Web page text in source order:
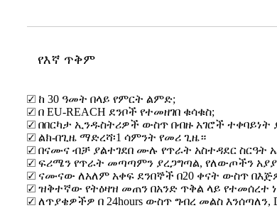
የእኛ ጥቅም
☑ ከ 30 ዓመት በላይ የምርት ልምድ;
☑ በ EU-REACH ደንቦች የተመዘገበ ቁሳቁስ;
☑ በበርካታ ኢንዱስትሪዎች ውስጥ በብዙ አገሮች ተቀባይነት
☑ ልክ-በጊዜ ማድረሻ፡1 ሳምንት የመሪ ጊዜ።
☑ በናሙና ብቻ ያልተገደበ ሙሉ የጥራት አስተዳደር ስርዓት
☑ ፍሪሜን የጥራት መጣጣምን ያረጋግጣል, የለውጦችን
☑ ናሙናው ለአለም አቀፍ ደንበኞች በ20 ቀናት ውስጥ
☑ ዝቅተኛው የትዕዛዝ መጠን በአንድ ጥቅል ላይ የተመሰረተ
☑ ለጥያቄዎችዎ በ 24hours ውስጥ ግብረ መልስ